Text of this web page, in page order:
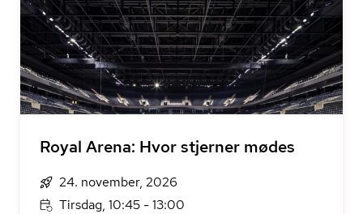
Royal Arena: Hvor stjerner mødes
24. november, 2026
Tirsdag, 10:45 - 13:00